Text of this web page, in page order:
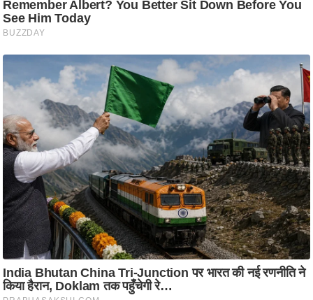
ष
प्र
हि
/
ध
र्म
स्थ
ल
व्र
त
त्यो
हा
र